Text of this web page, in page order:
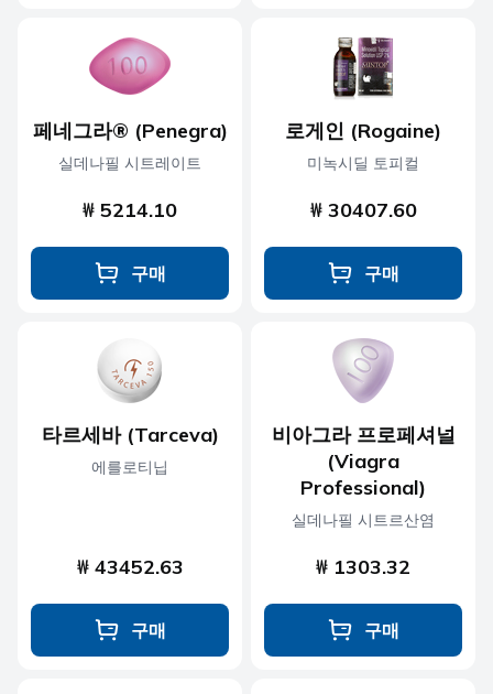
페네그라® (Penegra)
실데나필 시트레이트
₩ 5214.10
구매
로게인 (Rogaine)
미녹시딜 토피컬
₩ 30407.60
구매
타르세바 (Tarceva)
에를로티닙
₩ 43452.63
구매
비아그라 프로페셔널
(Viagra
Professional)
실데나필 시트르산염
₩ 1303.32
구매